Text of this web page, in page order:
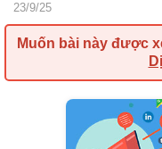
23/9/25
Muốn bài này được